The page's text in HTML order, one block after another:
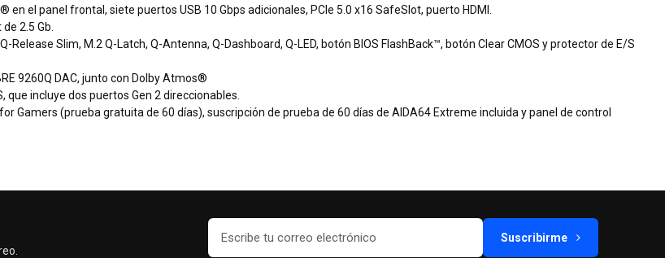
en el panel frontal, siete puertos USB 10 Gbps adicionales, PCIe 5.0 x16 SafeSlot, puerto HDMI.
2.5 Gb.
Release Slim, M.2 Q-Latch, Q-Antenna, Q-Dashboard, Q-LED, botón BIOS FlashBack™, botón Clear CMOS y protector de E/S
9260Q DAC, junto con Dolby Atmos®
que incluye dos puertos Gen 2 direccionables.
for Gamers (prueba gratuita de 60 días), suscripción de prueba de 60 días de AIDA64 Extreme incluida y panel de control
Suscribirme